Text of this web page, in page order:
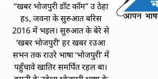
“खबर भोजपुरी डॉट कॉम” उ ठेहा
हs, जवना के सुरुआत बरिस
2016 में भइल। सुरुआत के बेरे से
‘खबर भोजपुरी’ हर खबर रउआ
सभन तक राउरे भाषा ‘भोजपुरी’ में
पहुँचावे खातिर समर्पित रहल बा।